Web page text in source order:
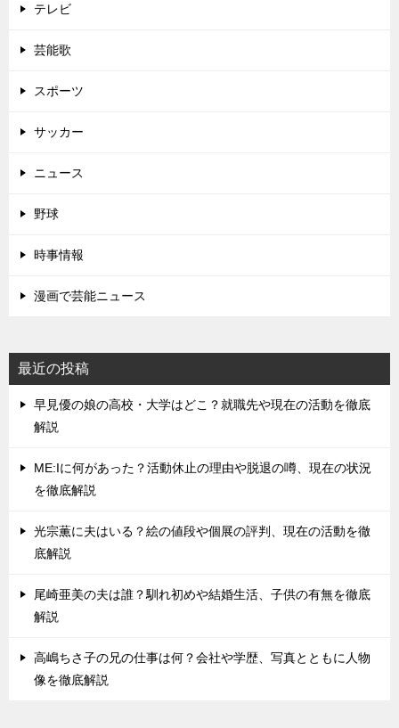
テレビ
芸能歌
スポーツ
サッカー
ニュース
野球
時事情報
漫画で芸能ニュース
最近の投稿
早見優の娘の高校・大学はどこ？就職先や現在の活動を徹底
解説
ME:Iに何があった？活動休止の理由や脱退の噂、現在の状況
を徹底解説
光宗薫に夫はいる？絵の値段や個展の評判、現在の活動を徹
底解説
尾崎亜美の夫は誰？馴れ初めや結婚生活、子供の有無を徹底
解説
高嶋ちさ子の兄の仕事は何？会社や学歴、写真とともに人物
像を徹底解説